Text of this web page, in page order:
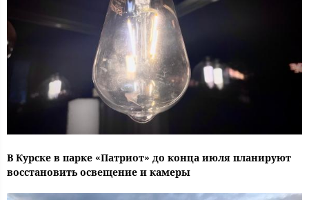
В Курске в парке «Патриот» до конца июля планируют
восстановить освещение и камеры